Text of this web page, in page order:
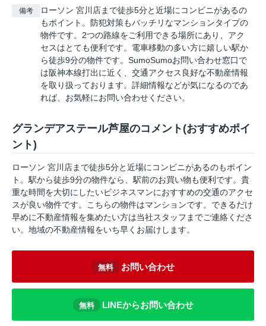
備考
ローソン 宮川店まで徒歩5分と近場にコンビニがあるの
もポイント。防犯対策もバッチリなマンションタイプの
物件です。2つの路線をご利用できる場所にあり、アク
セスはとても便利です。電車移動の多い方に嬉しい駅か
ら徒歩9分の物件です。SumoSumoお問い合わせ窓口で
は阪神本線打出に近く、交通アクセス良好な不動産情報
を取り扱っております。詳細情報などが気になるのであ
れば、お気軽にお問い合わせください。
グランデアステール芦屋のコメント(おすすめポイ
ント)
ローソン 宮川店まで徒歩5分と近場にコンビニがあるのもポイン
ト。駅から徒歩9分の物件なら、駅前のお買い物も便利です。貴
重な時間を大切にしたいビジネスマンにおすすめの交通のアクセ
スが良い物件です。こちらの物件はマンションです。できるだけ
早めに不動産情報を集めたい方は当社スタッフまでご連絡くださ
い。地域の不動産情報をいち早くお届けします。
無料 お問い合わせ
無料 LINEからお問い合わせ